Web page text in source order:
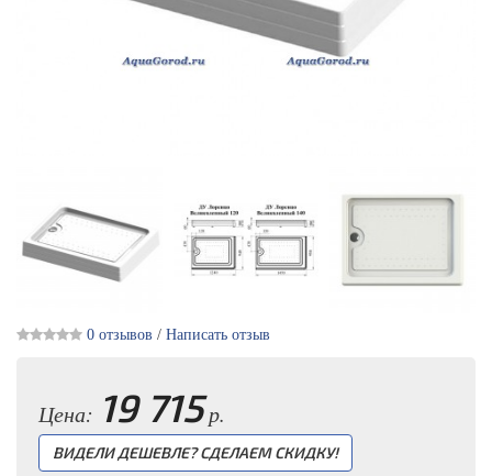
0 отзывов / Написать отзыв
Цена: 19 715р.
ВИДЕЛИ ДЕШЕВЛЕ? СДЕЛАЕМ СКИДКУ!